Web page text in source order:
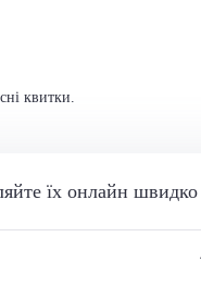
квитки.
їх онлайн швидко